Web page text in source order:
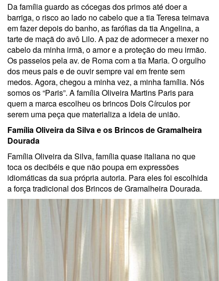
Da família guardo as cócegas dos primos até doer a
barriga, o risco ao lado no cabelo que a tia Teresa teimava
em fazer depois do banho, as farófias da tia Angelina, a
tarte de maçã do avô Lilo. A paz de adormecer a mexer no
cabelo da minha irmã, o amor e a proteção do meu irmão.
Os passeios pela av. de Roma com a tia Maria. O orgulho
dos meus pais e de ouvir sempre vai em frente sem
medos. Agora, chegou a minha vez, a minha família. Nós
somos os “Paris”. A família Oliveira Martins Paris para
quem a marca escolheu os brincos Dois Círculos por
serem uma peça que materializa a ideia de união.
Família Oliveira da Silva e os Brincos de Gramalheira
Dourada
Família Oliveira da Silva, família quase italiana no que
toca os decibéis e que não poupa em expressões
idiomáticas da sua própria autoria. Para eles foi escolhida
a força tradicional dos Brincos de Gramalheira Dourada.